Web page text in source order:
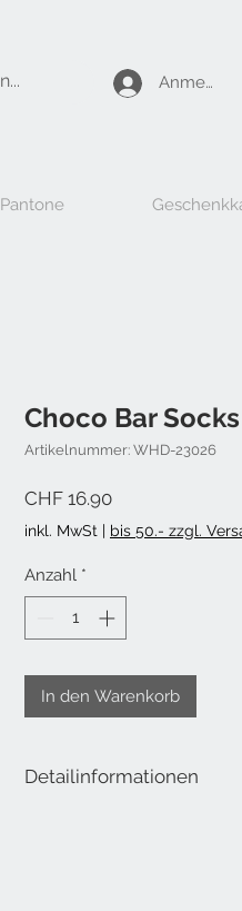
Anmelden
Pantone
Choco Bar Socks
Artikelnummer: WHD-23026
CHF 16.90Preis
inkl. MwSt | bis 50.- zzgl.
Anzahl *
In den Warenkorb
Detailinformationen